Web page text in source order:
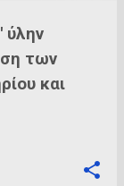
ύλην
των
και